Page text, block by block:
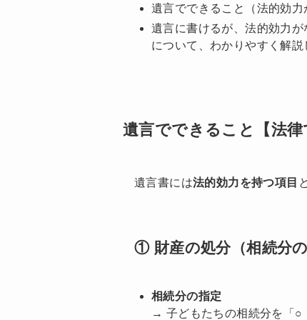
遺言でできること（法的効力
遺言に書けるが、法的効力が
について、わかりやすく解説
遺言でできること【法律
遺言書には法的効力を持つ項目
① 財産の処分（相続分の
相続分の指定
→ 子どもたちの相続分を「○